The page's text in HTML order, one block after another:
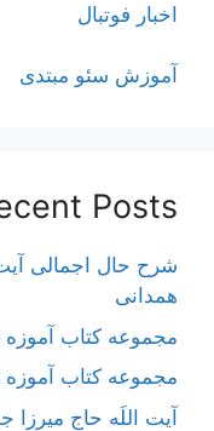
اخبار فوتبال
آموزش سئو مبتدی
Posts
شرح حال اجمالی
همدانی
مجموعه کتاب
مجموعه کتاب
آیت اللَه حاج میرزا